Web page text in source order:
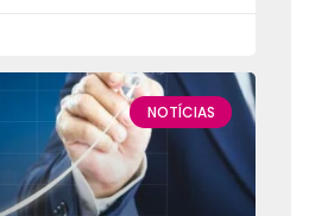
NOTÍCIAS